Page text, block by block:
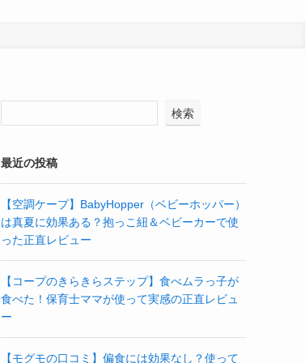
検索
最近の投稿
【空調ケープ】BabyHopper（ベビーホッパー）
は真夏に効果ある？抱っこ紐＆ベビーカーで使
った正直レビュー
【コープのきらきらステップ】食べムラっ子が
食べた！保育士ママが使って実感の正直レビュ
ー
【モグモの口コミ】偏食には効果なし？使って